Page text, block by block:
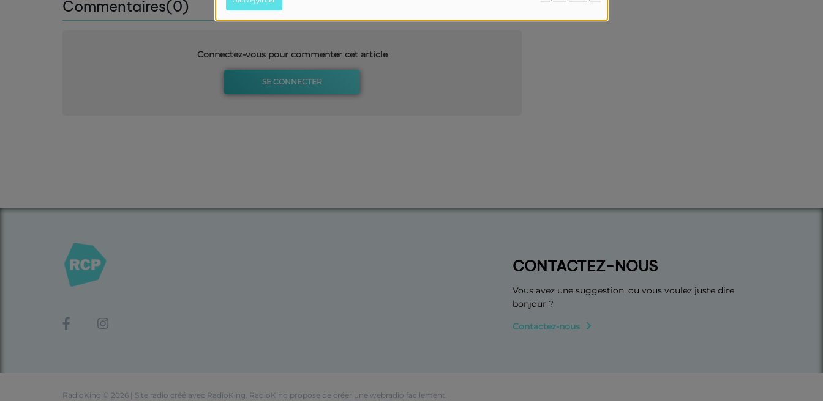
Commentaires(0)
Connectez-vous pour commenter cet article
SE CONNECTER
CONTACTEZ-NOUS
Vous avez une suggestion, ou vous voulez juste dire
bonjour ?
Contactez-nous
RadioKing © 2026 | Site radio créé avec RadioKing . RadioKing propose de créer une webradio facilement.